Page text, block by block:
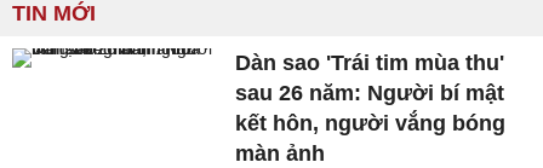
TIN MỚI
Dàn sao 'Trái tim mùa thu'
sau 26 năm: Người bí mật
kết hôn, người vắng bóng
màn ảnh